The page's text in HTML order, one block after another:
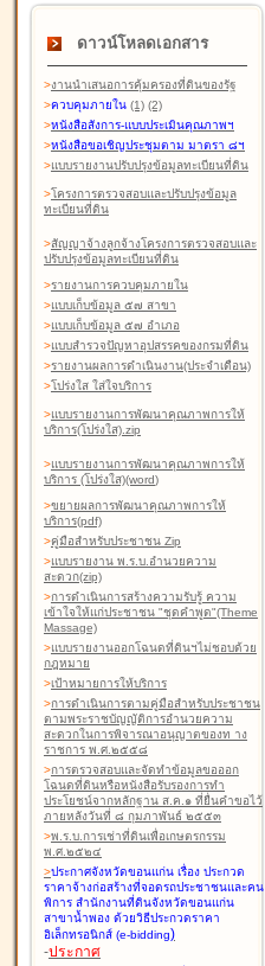
ดาวน์โหลดเอกสาร
>งานนำเสนอการคุ้มครองที่ดินของรัฐ
>ควบคุมภายใน (1) (2)
>หนังสือสังการ-แบบประเมินคุณภาพฯ
>หนังสือขอเชิญประชุมตาม มาตรา ๘ฯ
>แบบรายงานปรับปรุงข้อมูลทะเบียนที่ดิน
>โครงการตรวจสอบและปรับปรุงข้อมูล
ทะเบียนที่ดิน
>สัญญาจ้างลูกจ้างโครงการตรวจสอบและ
ปรับปรุงข้อมูลทะเบียนที่ดิน
>รายงานการควบคุมภายใน
>แบบเก็บข้อมูล ๕๗ สาขา
>แบบเก็บข้อมูล ๕๗ อำเภอ
>แบบสำรวจปัญหาอุปสรรคของกรมที่ดิน
>รายงานผลการดำเนินงาน(ประจำเดือน)
>โปร่งใส ใส่ใจบริการ
>แบบรายงานการพัฒนาคุณภาพการให้
บริการ(โปร่งใส).zip
>แบบรายงานการพัฒนาคุณภาพการให้
บริการ (โปร่งใส)(word)
>ขยายผลการพัฒนาคุณภาพการให้
บริการ(pdf)
>คู่มือสำหรับประชาชน Zip
>แบบรายงาน พ.ร.บ.อำนวยความ
สะดวก(zip)
>การดำเนินการสร้างความรับรู้ ความ
เข้าใจให้แก่ประชาชน "ชุดคำพูด"(Theme
Massage)
>แบบรายงานออกโฉนดที่ดินฯไม่ชอบด้วย
กฎหมาย
>เป้าหมายการให้บริการ
>การดำเนินการตามคู่มือสำหรับประชาชน
ตามพระราชบัญญัติการอำนวยความ
สะดวกในการพิจารณาอนุญาตของท าง
ราชการ พ.ศ.๒๕๕๘
>การตรวจสอบและจัดทำข้อมูลขอออก
โฉนดที่ดินหรือหนังสือรับรองการทำ
ประโยชน์จากหลักฐาน ส.ค.๑ ที่ยื่นคำขอไว้
ภายหลังวันที่ ๘ กุมภาพันธ์ ๒๕๕๓
>พ.ร.บ.การเช่าที่ดินเพื่อเกษตรกรรม
พ.ศ.๒๕๒๔
>ประกาศจังหวัดขอนแก่น เรื่อง ประกวด
ราคาจ้างก่อสร้างที่จอดรถประชาชนและคน
พิการ สำนักงานที่ดินจังหวัดขอนแก่น
สาขาน้ำพอง ด้วยวิธีประกวดราคา
อิเล็กทรอนิกส์ (e-bidding)
-ประกาศ